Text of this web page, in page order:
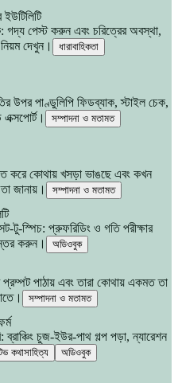
ইউটিলিটি
গদ্য পেস্ট করুন এবং চরিত্রের অবস্থা,
দেখুন।
ধারাবাহিকতা
উপর পাণ্ডুলিপি ফিডব্যাক, স্টাইল চেক,
সম্পাদনা ও মতামত
করে কোথায় খসড়া ভাঙছে এবং কখন
জানায়।
সম্পাদনা ও মতামত
টু-স্পিচ: প্রুফরিডিং ও গতি পরীক্ষার
করুন।
অডিওবুক
পাঠায় এবং তারা কোথায় একমত তা
সম্পাদনা ও মতামত
ব্রাঞ্চিং চুজ-ইউর-পাথ গল্প পড়া, ন্যারেশন
কথাসাহিত্য অডিওবুক